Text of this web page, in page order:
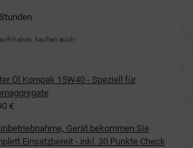
haben, kauften auch:
Öl Kompak 15W40 - Speziell für
€
Gerät bekommen Sie
Einsatzbereit - inkl. 30 Punkte Check